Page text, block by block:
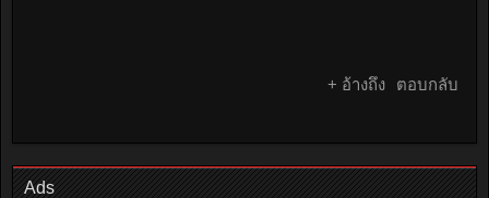
+ อ้างถึง ตอบกลับ
Ads